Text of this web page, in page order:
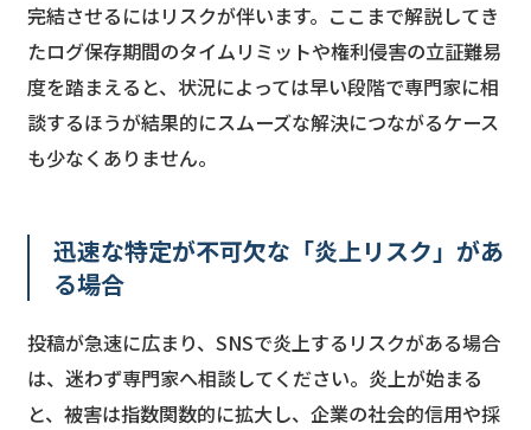
完結させるにはリスクが伴います。ここまで解説してき
たログ保存期間のタイムリミットや権利侵害の立証難易
度を踏まえると、状況によっては早い段階で専門家に相
談するほうが結果的にスムーズな解決につながるケース
も少なくありません。
迅速な特定が不可欠な「炎上リスク」があ
る場合
投稿が急速に広まり、SNSで炎上するリスクがある場合
は、迷わず専門家へ相談してください。炎上が始まる
と、被害は指数関数的に拡大し、企業の社会的信用や採